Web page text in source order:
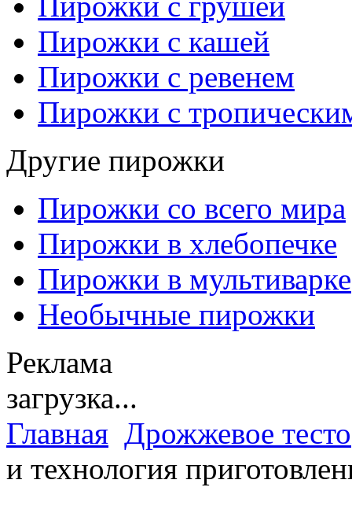
Пирожки с кашей
Пирожки с ревенем
Пирожки с
Другие пирожки
Пирожки со всего мира
Пирожки в хлебопечке
Пирожки в мультиварке
Необычные пирожки
Реклама
загрузка...
Главная Дрожжевое тесто
и технология